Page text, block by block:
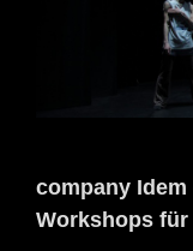
company
Workshops für